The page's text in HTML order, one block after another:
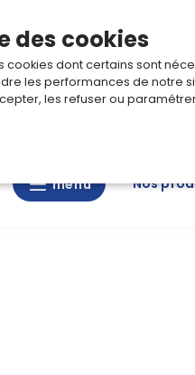
menu
menu Nos
des cookies
cookies dont certains sont
les performances de notre
les refuser ou